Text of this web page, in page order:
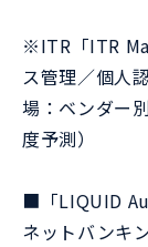
※ITR「ITR
ス管理／個人
場：ベンダー
度予測）
■「LIQUID
ネットバンキ